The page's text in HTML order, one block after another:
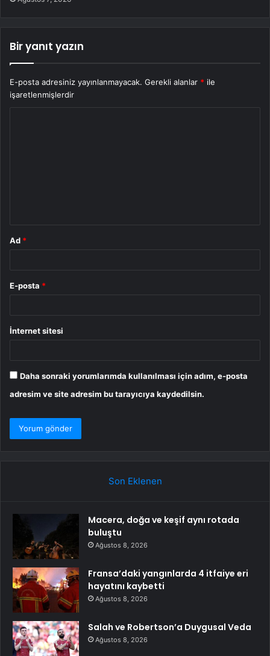
Bir yanıt yazın
E-posta adresiniz yayınlanmayacak. Gerekli alanlar * ile
işaretlenmişlerdir
Ad *
E-posta *
İnternet sitesi
Daha sonraki yorumlarımda kullanılması için adım, e-posta
adresim ve site adresim bu tarayıcıya kaydedilsin.
Son Eklenen
Macera, doğa ve keşif aynı rotada
buluştu
Ağustos 8, 2026
Fransa’daki yangınlarda 4 itfaiye eri
hayatını kaybetti
Ağustos 8, 2026
Salah ve Robertson’a Duygusal Veda
Ağustos 8, 2026